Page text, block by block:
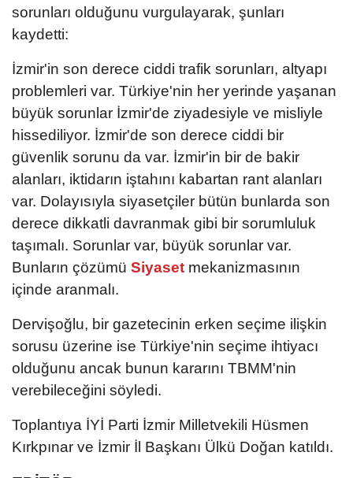
sorunları olduğunu vurgulayarak, şunları
kaydetti:
İzmir'in son derece ciddi trafik sorunları, altyapı
problemleri var. Türkiye'nin her yerinde yaşanan
büyük sorunlar İzmir'de ziyadesiyle ve misliyle
hissediliyor. İzmir'de son derece ciddi bir
güvenlik sorunu da var. İzmir'in bir de bakir
alanları, iktidarın iştahını kabartan rant alanları
var. Dolayısıyla siyasetçiler bütün bunlarda son
derece dikkatli davranmak gibi bir sorumluluk
taşımalı. Sorunlar var, büyük sorunlar var.
Bunların çözümü Siyaset mekanizmasının
içinde aranmalı.
Dervişoğlu, bir gazetecinin erken seçime ilişkin
sorusu üzerine ise Türkiye'nin seçime ihtiyacı
olduğunu ancak bunun kararını TBMM'nin
verebileceğini söyledi.
Toplantıya İYİ Parti İzmir Milletvekili Hüsmen
Kırkpınar ve İzmir İl Başkanı Ülkü Doğan katıldı.